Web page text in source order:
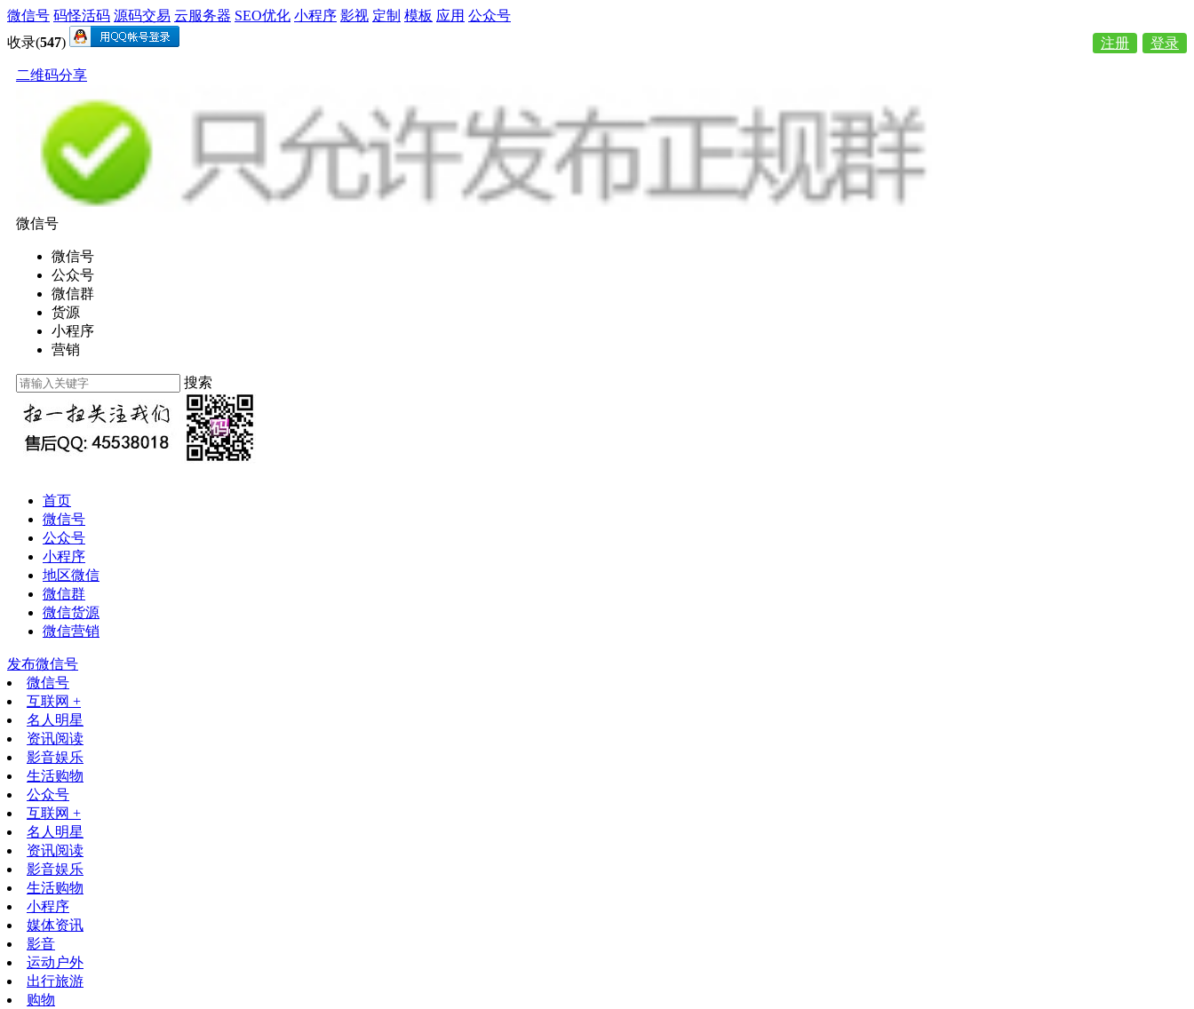
微信号 码怪活码 源码交易 云服务器 SEO优化 小程序 影视 定制 模板 应用 公众号
收录(547) 登录
注册
二维码分享
微信号
微信号
公众号
微信群
货源
小程序
营销
搜索
首页
微信号
公众号
小程序
地区微信
微信群
微信货源
微信营销
发布微信号
微信号
互联网 +
名人明星
资讯阅读
影音娱乐
生活购物
公众号
互联网 +
名人明星
资讯阅读
影音娱乐
生活购物
小程序
媒体资讯
影音
运动户外
出行旅游
购物